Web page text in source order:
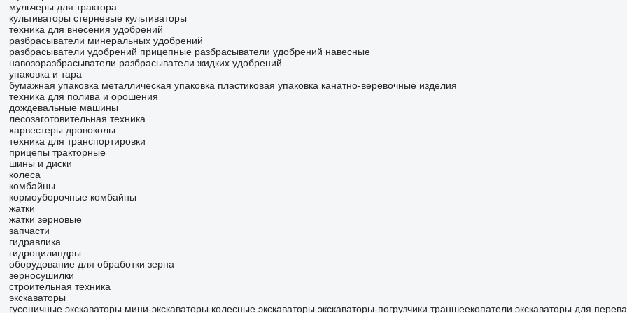
мульчеры для трактора
культиваторы стерневые культиваторы
техника для внесения удобрений
разбрасыватели минеральных удобрений
разбрасыватели удобрений прицепные разбрасыватели удобрений навесные
навозоразбрасыватели разбрасыватели жидких удобрений
упаковка и тара
бумажная упаковка металлическая упаковка пластиковая упаковка канатно-веревочные изделия
техника для полива и орошения
дождевальные машины
лесозаготовительная техника
харвестеры дровоколы
техника для транспортировки
прицепы тракторные
шины и диски
колеса
комбайны
кормоуборочные комбайны
жатки
жатки зерновые
запчасти
гидравлика
гидроцилиндры
оборудование для обработки зерна
зерносушилки
строительная техника
экскаваторы
гусеничные экскаваторы мини-экскаваторы колесные экскаваторы экскаваторы-погрузчики траншеекопатели экскаваторы для